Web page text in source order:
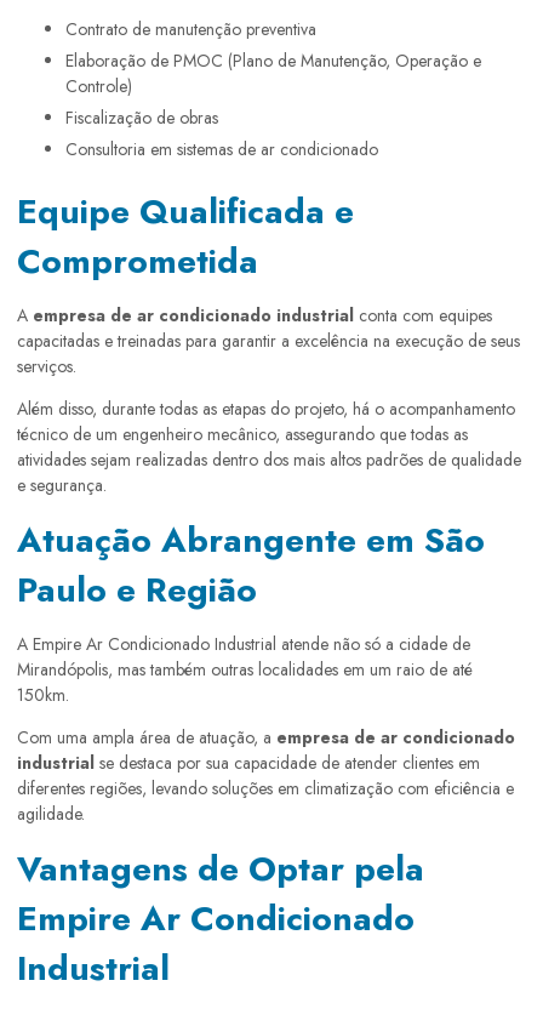
Contrato de manutenção preventiva
Elaboração de PMOC (Plano de Manutenção, Operação e
Controle)
Fiscalização de obras
Consultoria em sistemas de ar condicionado
Equipe Qualificada e
Comprometida
A empresa de ar condicionado industrial conta com equipes
capacitadas e treinadas para garantir a excelência na execução de seus
serviços.
Além disso, durante todas as etapas do projeto, há o acompanhamento
técnico de um engenheiro mecânico, assegurando que todas as
atividades sejam realizadas dentro dos mais altos padrões de qualidade
e segurança.
Atuação Abrangente em São
Paulo e Região
A Empire Ar Condicionado Industrial atende não só a cidade de
Mirandópolis, mas também outras localidades em um raio de até
150km.
Com uma ampla área de atuação, a empresa de ar condicionado
industrial se destaca por sua capacidade de atender clientes em
diferentes regiões, levando soluções em climatização com eficiência e
agilidade.
Vantagens de Optar pela
Empire Ar Condicionado
Industrial